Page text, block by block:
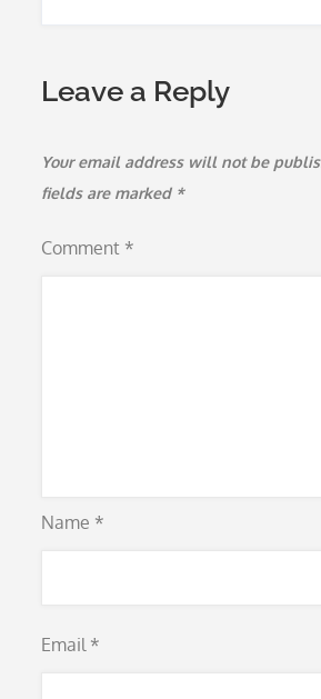
Leave a Reply
Your email address will not be
fields are marked *
Comment *
Name *
Email *